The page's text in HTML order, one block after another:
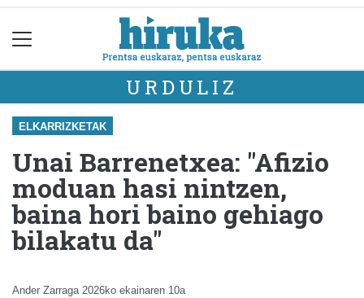
URDULIZ
ELKARRIZKETAK
Unai Barrenetxea: "Afizio
moduan hasi nintzen,
baina hori baino gehiago
bilakatu da"
Ander Zarraga 2026ko ekainaren 10a